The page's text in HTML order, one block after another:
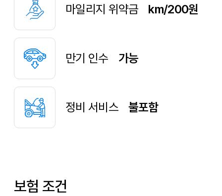
마일리지 위약금 km/200원
만기 인수 가능
정비 서비스 불포함
보험 조건